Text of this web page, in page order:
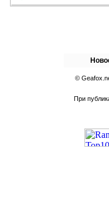
©
При